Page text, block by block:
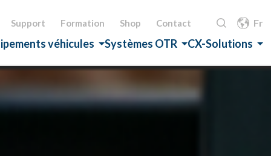
Support Formation Shop Contact Fr
véhicules Systèmes OTR CX-Solutions